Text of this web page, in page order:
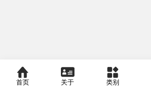
首页 关于 类别